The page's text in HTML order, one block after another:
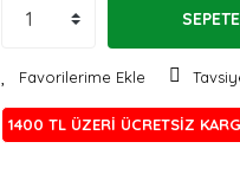
1400 TL ÜZERİ ÜCRETSİZ